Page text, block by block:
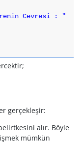
Cevresi : "
gerçekleşir:
alır. Böyle
mümkün